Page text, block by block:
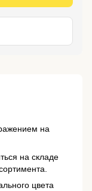
на
на складе
цвета